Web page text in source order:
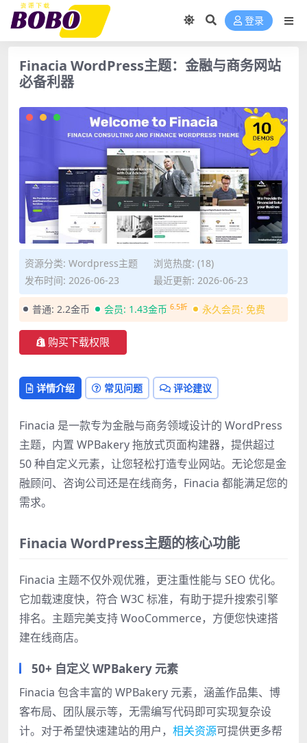
登录
Finacia WordPress主题：金融与商务网站
必备利器
资源分类: Wordpress主题
浏览热度: (18)
发布时间: 2026-06-23
最近更新: 2026-06-23
普通: 2.2金币 会员: 1.43金币 6.5折 永久会员: 免费
购买下载权限
详情介绍 常见问题 评论建议
Finacia 是一款专为金融与商务领域设计的 WordPress
主题，内置 WPBakery 拖放式页面构建器，提供超过
50 种自定义元素，让您轻松打造专业网站。无论您是金
融顾问、咨询公司还是在线商务，Finacia 都能满足您的
需求。
Finacia WordPress主题的核心功能
Finacia 主题不仅外观优雅，更注重性能与 SEO 优化。
它加载速度快，符合 W3C 标准，有助于提升搜索引擎
排名。主题完美支持 WooCommerce，方便您快速搭
建在线商店。
50+ 自定义 WPBakery 元素
Finacia 包含丰富的 WPBakery 元素，涵盖作品集、博
客布局、团队展示等，无需编写代码即可实现复杂设
计。对于希望快速建站的用户， 相关资源可提供更多帮